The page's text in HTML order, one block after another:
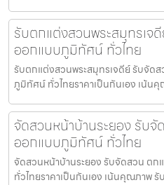
รับตกแต่งสวนพระสมุทรเจ
ออกแบบภูมิทัศน์ ทั่วไทย
รับตกแต่งสวนพระสมุทรเจดีย์ รับจั
ภูมิทัศน์ ทั่วไทยราคาเป็นกันเอง เน้น
จัดสวนหน้าบ้านระยอง รับ
ออกแบบภูมิทัศน์ ทั่วไทย
จัดสวนหน้าบ้านระยอง รับจัดสวน ต
ทั่วไทยราคาเป็นกันเอง เน้นคุณภาพ